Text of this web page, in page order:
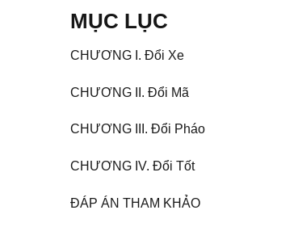
MỤC LỤC
CHƯƠNG I. Đổi Xe
CHƯƠNG II. Đổi Mã
CHƯƠNG III. Đổi Pháo
CHƯƠNG IV. Đổi Tốt
ĐÁP ÁN THAM KHẢO